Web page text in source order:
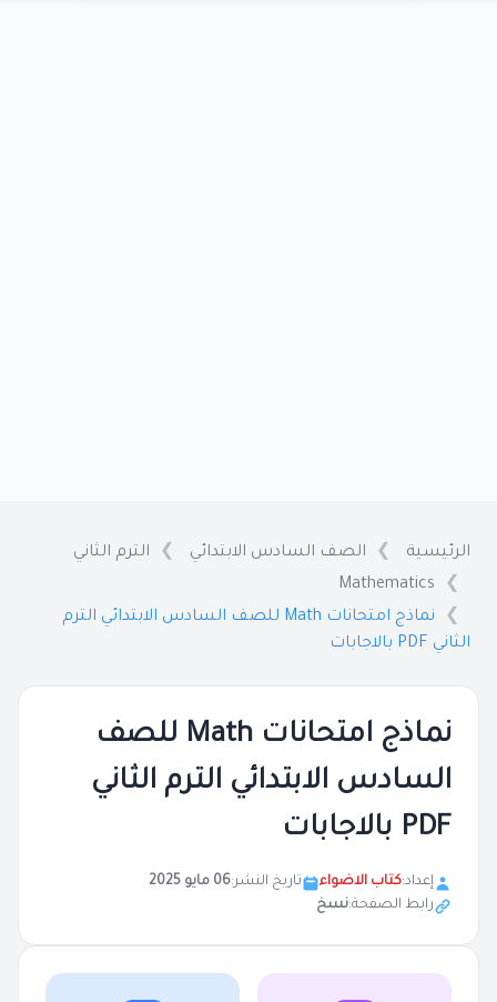
الرئيسية الصف السادس الابتدائي
الترم الثاني
Mathematics
نماذج امتحانات Math للصف السادس الابتدائي الترم
الثاني PDF بالاجابات
نماذج امتحانات Math للصف
السادس الابتدائي الترم الثاني
PDF بالاجابات
إعداد:كتاب الاضواء تاريخ النشر:06 مايو 2025
رابط الصفحة:نسخ